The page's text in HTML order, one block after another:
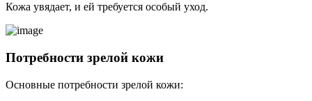
Кожа увядает, и ей требуется особый уход.
Потребности зрелой кожи
Основные потребности зрелой кожи: